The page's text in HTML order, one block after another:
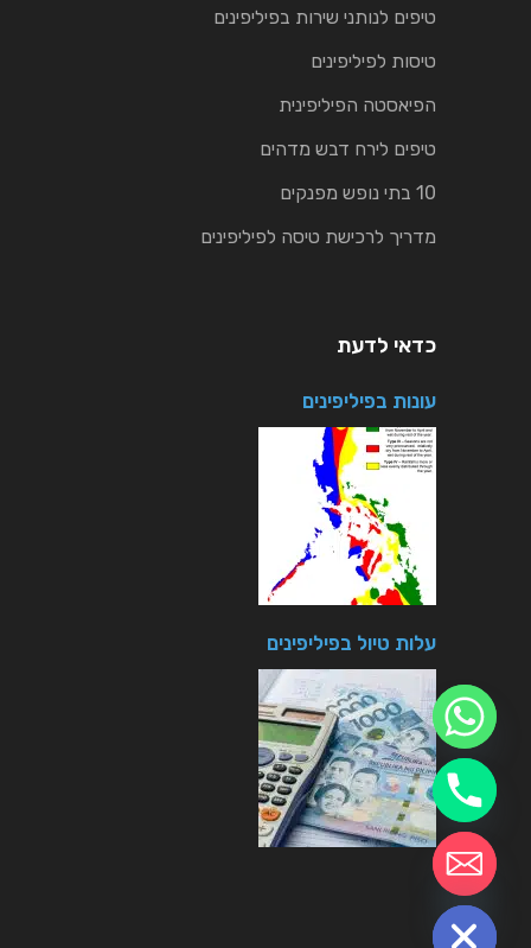
חזרה לטיולים
טיפים לנותני שירות בפיליפינים
טיסות לפיליפינים
הפיאסטה הפיליפינית
טיפים לירח דבש מדהים
10 בתי נופש מפנקים
מדריך לרכישת טיסה לפיליפינים
כדאי לדעת
עונות בפיליפינים
עלות טיול בפיליפינים
Hide
chaty